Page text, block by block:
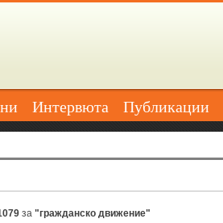
Интервюта Публикации
за "гражданско движение"